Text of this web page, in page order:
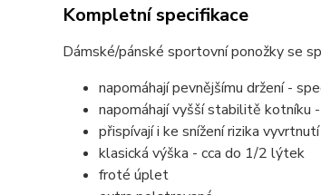
Kompletní specifikace
Dámské/pánské sportovní ponožky se
napomáhají pevnějšímu držení -
napomáhají vyšší stabilitě kotníku
přispívají i ke snížení rizika
klasická výška - cca do 1/2 lýtek
froté úplet